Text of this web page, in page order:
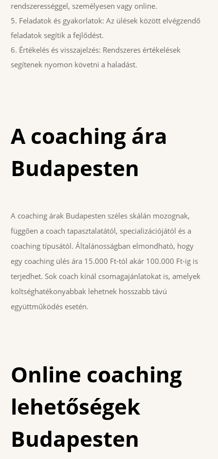
rendszerességgel, személyesen vagy online.
Feladatok és gyakorlatok: Az ülések között elvégzendő
feladatok segítik a fejlődést.
Értékelés és visszajelzés: Rendszeres értékelések
segítenek nyomon követni a haladást.
A coaching ára
Budapesten
A coaching árak Budapesten széles skálán mozognak,
függően a coach tapasztalatától, specializációjától és a
coaching típusától. Általánosságban elmondható, hogy
egy coaching ülés ára 15.000 Ft-tól akár 100.000 Ft-ig is
terjedhet. Sok coach kínál csomagajánlatokat is, amelyek
költséghatékonyabbak lehetnek hosszabb távú
együttműködés esetén.
Online coaching
lehetőségek
Budapesten